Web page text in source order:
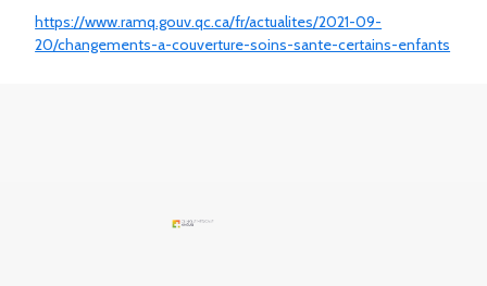
https://www.ramq.gouv.qc.ca/fr/actualites/2021-09-
20/changements-a-couverture-soins-sante-certains-enfants